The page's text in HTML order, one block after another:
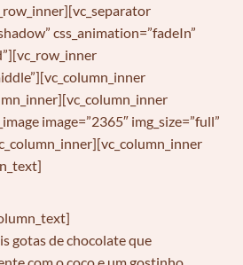
css_animation=”fadeIn”
image=”2365″ img_size=”full”
gotas de chocolate que
com o coco e um gostinho